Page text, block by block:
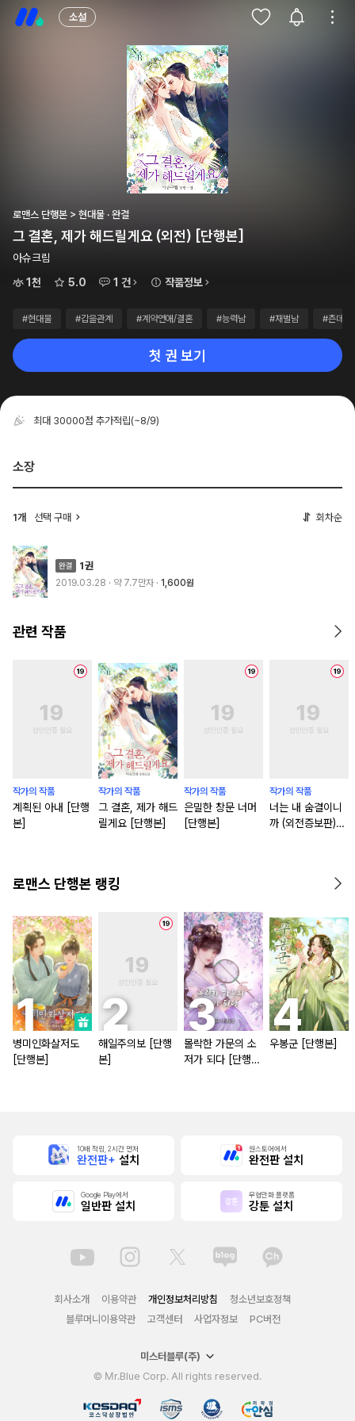
소설
로맨스 단행본 > 현대물 · 완결
그 결혼, 제가 해드릴게요 (외전) [단행본]
아슈크림
1천
5.0 1 건 작품정보
#현대물 #갑을관계 #계약연애/결혼 #능력남 #재벌남 #츤데레
첫 권 보기
최대 30000점 추가적립(~8/9)
소장
1개 선택 구매 회차순
1권
2019.03.28 · 약 7.7만자 1,600원
관련 작품
작가의 작품
계획된 아내 [단행
본]
작가의 작품
그 결혼, 제가 해드
릴게요 [단행본]
작가의 작품
은밀한 창문 너머
[단행본]
작가의 작품
너는 내 숨결이니
까 (외전증보판)
로맨스 단행본 랭킹
병미인화살저도
[단행본]
해일주의보 [단행
본]
몰락한 가문의 소
저가 되다 [단행
우봉군 [단행본]
10배 적립, 2시간 먼저
완전판+ 설치
원스토어에서
완전판 설치
Google Play에서
일반판 설치
무협만화 플랫폼
강툰 설치
회사소개 이용약관 개인정보처리방침
청소년보호정책
블루머니이용약관
고객센터 사업자정보 PC버전
미스터블루(주)
© Mr.Blue Corp. All rights reserved.